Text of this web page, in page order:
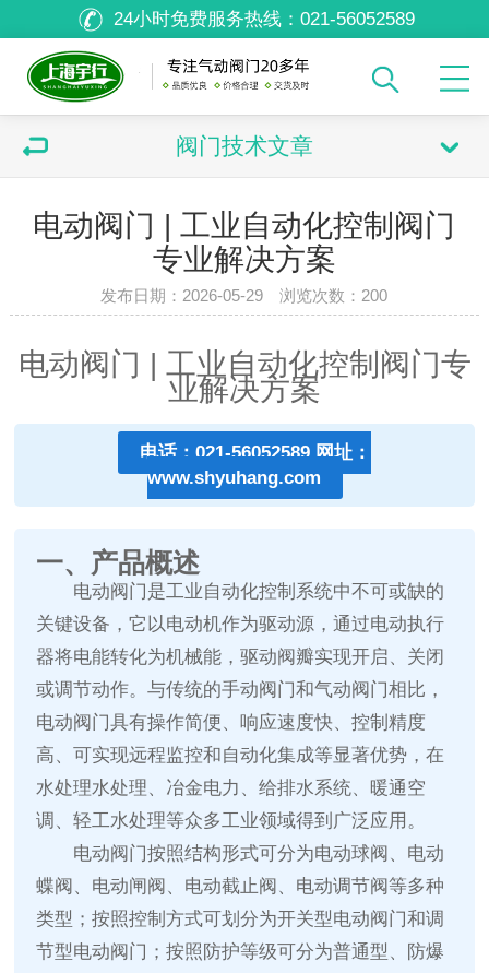
24小时免费服务热线： 021-56052589
阀门技术文章
电动阀门 | 工业自动化控制阀门
专业解决方案
发布日期：2026-05-29 浏览次数： 200
电动阀门 | 工业自动化控制阀门专
业解决方案
电话：021-56052589 网址：
www.shyuhang.com
一、产品概述
电动阀门是工业自动化控制系统中不可或缺的
关键设备，它以电动机作为驱动源，通过电动执行
器将电能转化为机械能，驱动阀瓣实现开启、关闭
或调节动作。与传统的手动阀门和气动阀门相比，
电动阀门具有操作简便、响应速度快、控制精度
高、可实现远程监控和自动化集成等显著优势，在
水处理水处理、冶金电力、给排水系统、暖通空
调、轻工水处理等众多工业领域得到广泛应用。
电动阀门按照结构形式可分为电动球阀、电动
蝶阀、电动闸阀、电动截止阀、电动调节阀等多种
类型；按照控制方式可划分为开关型电动阀门和调
节型电动阀门；按照防护等级可分为普通型、防爆